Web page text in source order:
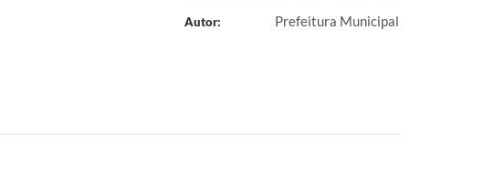
Autor: Prefeitura Municipal